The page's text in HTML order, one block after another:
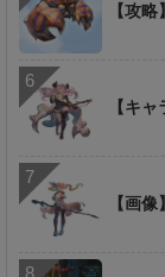
【攻
【キ
【画